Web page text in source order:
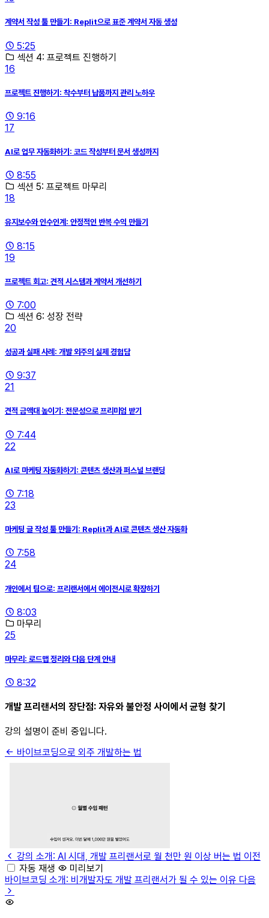
계약서 작성 툴 만들기: Replit으로 표준 계약서 자동 생성
5:25
섹션 4: 프로젝트 진행하기
16
프로젝트 진행하기: 착수부터 납품까지 관리 노하우
9:16
17
AI로 업무 자동화하기: 코드 작성부터 문서 생성까지
8:55
섹션 5: 프로젝트 마무리
18
유지보수와 인수인계: 안정적인 반복 수익 만들기
8:15
19
프로젝트 회고: 견적 시스템과 계약서 개선하기
7:00
섹션 6: 성장 전략
20
성공과 실패 사례: 개발 외주의 실제 경험담
9:37
21
견적 금액대 높이기: 전문성으로 프리미엄 받기
7:44
22
AI로 마케팅 자동화하기: 콘텐츠 생산과 퍼스널 브랜딩
7:18
23
마케팅 글 작성 툴 만들기: Replit과 AI로 콘텐츠 생산 자동화
7:58
24
개인에서 팀으로: 프리랜서에서 에이전시로 확장하기
8:03
마무리
25
마무리: 로드맵 정리와 다음 단계 안내
8:32
개발 프리랜서의 장단점: 자유와 불안정 사이에서 균형 찾기
강의 설명이 준비 중입니다.
바이브코딩으로 외주 개발하는 법
강의 소개: AI 시대, 개발 프리랜서로 월 천만 원 이상 버는 법 이전
자동 재생
미리보기
바이브코딩 소개: 비개발자도 개발 프리랜서가 될 수 있는 이유 다음